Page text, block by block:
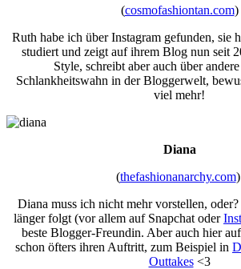
(cosmofashiontan.com)
Ruth habe ich über Instagram gefunden, sie
studiert und zeigt auf ihrem Blog nun seit
Style, schreibt aber auch über
Schlankheitswahn in der Bloggerwelt,
viel mehr!
Diana
(thefashionanarchy.com)
Diana muss ich nicht mehr vorstellen, oder?
länger folgt (vor allem auf Snapchat oder
beste Blogger-Freundin. Aber auch hier
schon öfters ihren Auftritt, zum Beispiel in
Outtakes<3